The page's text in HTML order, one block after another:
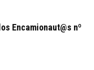
Encamionaut@s nº